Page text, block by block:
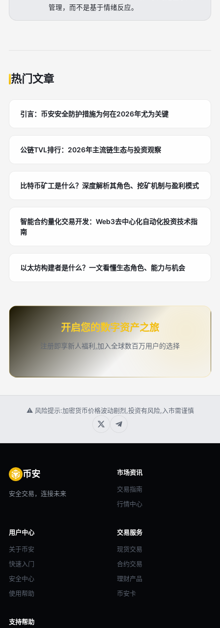
管理，而不是基于情绪反应。
热门文章
引言：币安安全防护措施为何在2026年尤为关键
公链TVL排行：2026年主流链生态与投资观察
比特币矿工是什么？深度解析其角色、挖矿机制与盈利模式
智能合约量化交易开发：Web3去中心化自动化投资技术指
南
以太坊构建者是什么？一文看懂生态角色、能力与机会
开启您的数字资产之旅
注册即享新人福利,加入全球数百万用户的选择
⚠ 风险提示:加密货币价格波动剧烈,投资有风险,入市需谨慎
币安
安全交易，连接未来
市场资讯
交易指南
行情中心
用户中心
关于币安
快速入门
安全中心
使用帮助
交易服务
现货交易
合约交易
理财产品
币安卡
支持帮助